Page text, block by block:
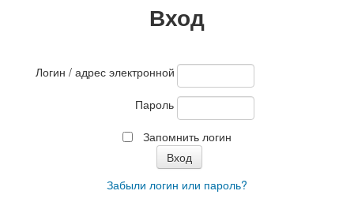
Вход
Логин / адрес электронной почты
Пароль
Запомнить логин
Забыли логин или пароль?